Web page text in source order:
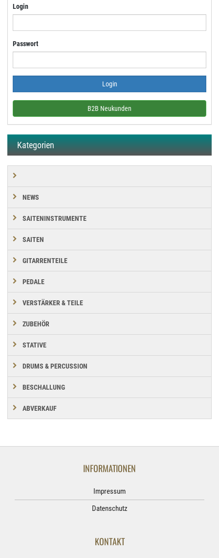
Login
Passwort
B2B Neukunden
Kategorien
NEWS
SAITENINSTRUMENTE
SAITEN
GITARRENTEILE
PEDALE
VERSTÄRKER & TEILE
ZUBEHÖR
STATIVE
DRUMS & PERCUSSION
BESCHALLUNG
ABVERKAUF
INFORMATIONEN
Impressum
Datenschutz
KONTAKT